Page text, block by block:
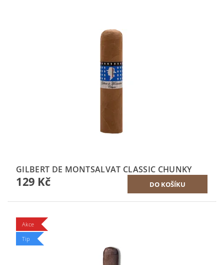
GILBERT DE MONTSALVAT CLASSIC CHUNKY
129 Kč
Akce
Tip